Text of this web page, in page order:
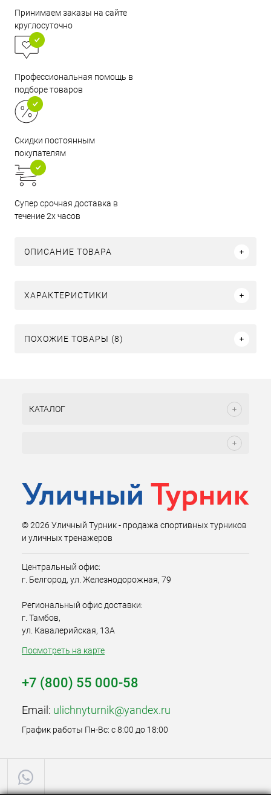
Принимаем заказы на сайте
круглосуточно
Профессиональная помощь в
подборе товаров
Скидки постоянным
покупателям
Супер срочная доставка в
течение 2х часов
ОПИСАНИЕ ТОВАРА
ХАРАКТЕРИСТИКИ
ПОХОЖИЕ ТОВАРЫ (8)
КАТАЛОГ
© 2026 Уличный Турник - продажа спортивных турников
и уличных тренажеров
Центральный офис:
г. Белгород, ул. Железнодорожная, 79
Региональный офис доставки:
г. Тамбов,
ул. Кавалерийская, 13А
Посмотреть на карте
+7 (800) 55 000-58
Email: ulichnyturnik@yandex.ru
График работы Пн-Вс: с 8:00 до 18:00